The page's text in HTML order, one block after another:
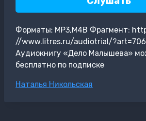
Форматы: MP3,M4B Фрагмент:
//www.litres.ru/audiotrial/
Аудиокнигу «Дело Малышева»
бесплатно по подписке
Метки
Наталья Никольская